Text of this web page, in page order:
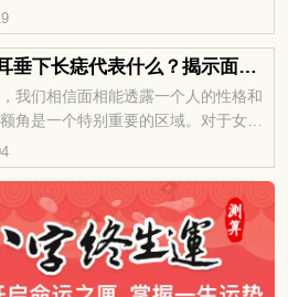
其独特的含义和象征。如果有人发现
在耳坠下面，那这又意味着什么呢？
们就来聊聊耳坠下面长痣好不好。女人右耳垂下长痣代表什么？揭示面相中的隐藏信息
我们相信面相能透露一个人的性格和
角是一个特别重要的区域。对于女性
面部特征尤其受到关注。比如，耳垂
情况就引起了不少讨论。接下来，我
聊女人右耳垂下长痣代表什么。